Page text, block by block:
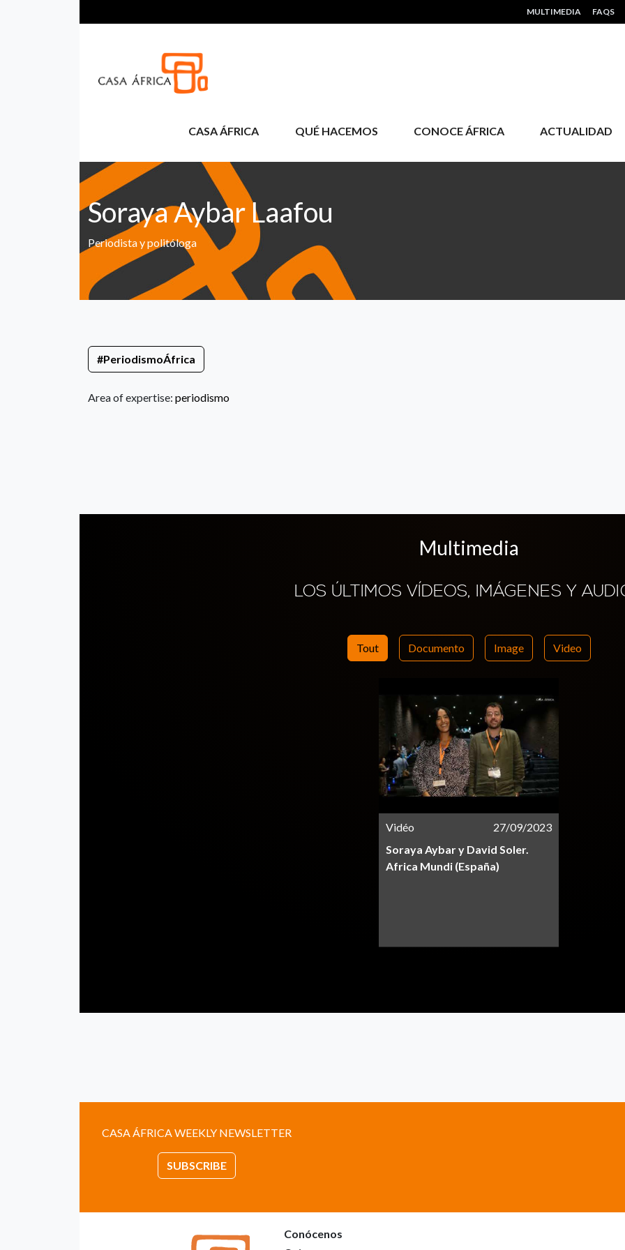
HEADER MENU
MULTIMEDIA FAQS
CASA ÁFRICA QUÉ HACEMOS CONOCE ÁFRICA ACTUALIDAD
Soraya Aybar Laafou
Periodista y politóloga
#PeriodismoÁfrica
Area of expertise: periodismo
Multimedia
LOS ÚLTIMOS VÍDEOS, IMÁGENES Y
Tout Documento Image Video
Vidéo
27/09/2023
Soraya Aybar y David Soler.
Africa Mundi (España)
CASA ÁFRICA WEEKLY NEWSLETTER
SUBSCRIBE
Conócenos